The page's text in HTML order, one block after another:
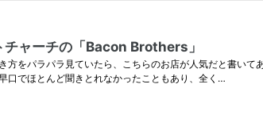
ャーチの「Bacon Brothers」
方をパラパラ見ていたら、こちらのお店が人気だと書い
口でほとんど聞きとれなかったこともあり、全く…